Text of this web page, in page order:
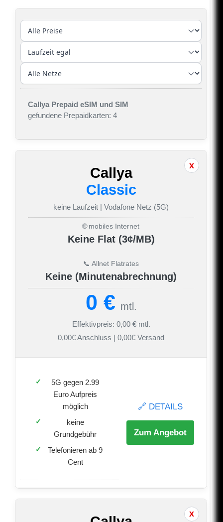
Callya Prepaid eSIM und SIM
gefundene Prepaidkarten: 4
Callya
Classic
keine Laufzeit | Vodafone Netz (5G)
🌐 mobiles Internet
Keine Flat (3¢/MB)
📞 Allnet Flatrates
Keine (Minutenabrechnung)
0 € mtl.
Effektivpreis: 0,00 € mtl.
0,00€ Anschluss | 0,00€ Versand
5G gegen 2.99
Euro Aufpreis
möglich
keine
Grundgebühr
Telefonieren ab 9
Cent
🔗 DETAILS
Zum Angebot